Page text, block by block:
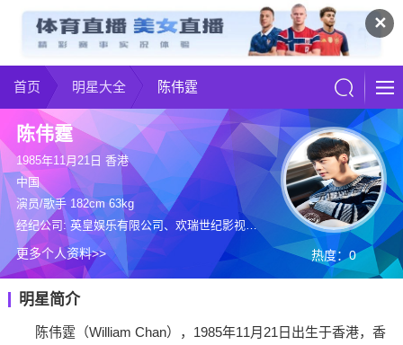
✕
首页 明星大全 陈伟霆
热度：0
陈伟霆
1985年11月21日 香港
中国
演员/歌手 182cm 63kg
经纪公司: 英皇娱乐有限公司、欢瑞世纪影视传媒股份有限公司
更多个人资料>>
明星简介
陈伟霆（William Chan），1985年11月21日出生于香港，香